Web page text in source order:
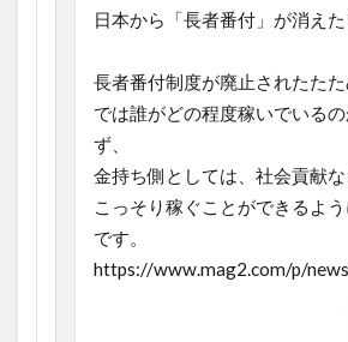
日本から「長者番付」が消え
長者番付制度が廃止されたた
では誰がどの程度稼いでいる
ず、
金持ち側としては、社会貢献
こっそり稼ぐことができるよ
です。
https://www.mag2.com/p/